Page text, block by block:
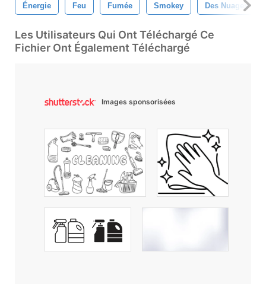
Énergie Feu Fumée Smokey Des Nuages
Les Utilisateurs Qui Ont Téléchargé Ce
Fichier Ont Également Téléchargé
Images sponsorisées